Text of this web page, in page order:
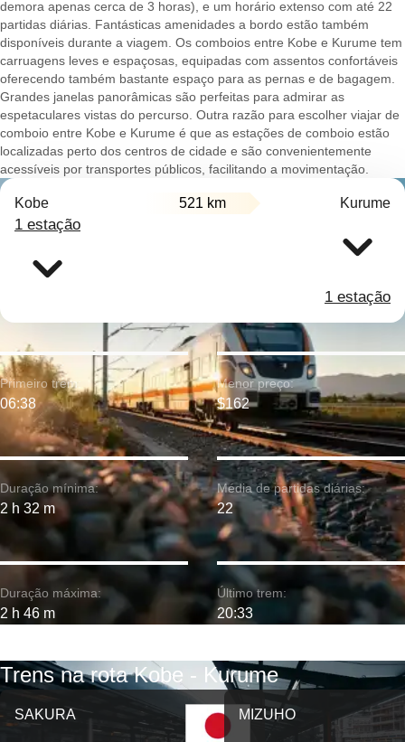
demora apenas cerca de 3 horas), e um horário extenso com até 22
partidas diárias. Fantásticas amenidades a bordo estão também
disponíveis durante a viagem. Os comboios entre Kobe e Kurume tem
carruagens leves e espaçosas, equipadas com assentos confortáveis
oferecendo também bastante espaço para as pernas e de bagagem.
Grandes janelas panorâmicas são perfeitas para admirar as
espetaculares vistas do percurso. Outra razão para escolher viajar de
comboio entre Kobe e Kurume é que as estações de comboio estão
localizadas perto dos centros de cidade e são convenientemente
acessíveis por transportes públicos, facilitando a movimentação.
Kobe 521 km Kurume
1 estação
1 estação
Duração mínima:
2 h 32 m
Primeiro trem:
06:38
Duração máxima:
2 h 46 m
Menor preço:
$162
Média de partidas diárias:
22
Último trem:
20:33
Trens na rota Kobe - Kurume
SAKURA MIZUHO